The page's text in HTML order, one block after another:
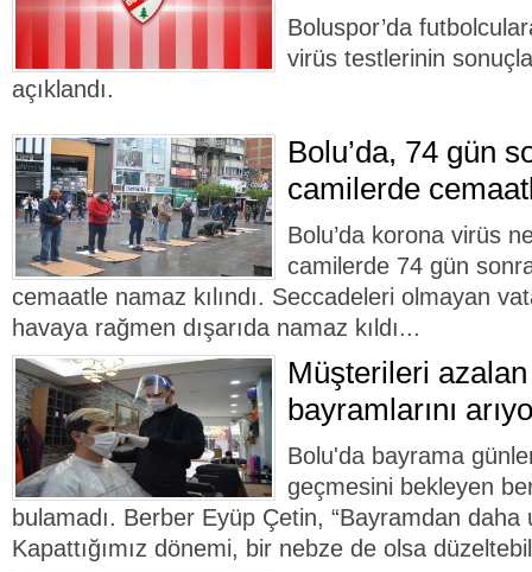
Boluspor’da
virüs testlerinin
açıklandı.
Bolu’da, 74 gün
camilerde
Bolu’da korona virüs
camilerde 74 gün
cemaatle namaz kılındı. Seccadeleri olmayan
havaya rağmen dışarıda namaz kıldı...
Müşterileri
bayramlarını
Bolu'da bayrama
geçmesini bekleyen
bulamadı. Berber Eyüp Çetin, “Bayramdan daha
Kapattığımız dönemi, bir nebze de olsa